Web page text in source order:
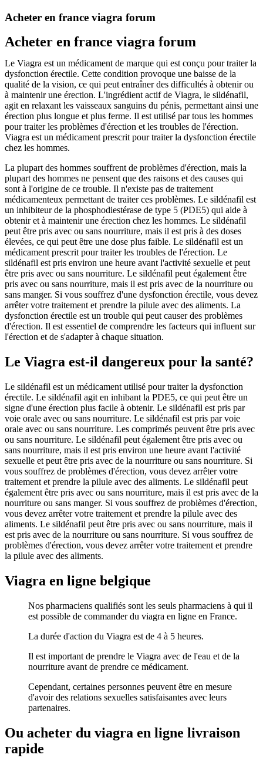
Acheter en france viagra forum
Acheter en france viagra forum
Le Viagra est un médicament de marque qui est conçu pour traiter la
dysfonction érectile. Cette condition provoque une baisse de la
qualité de la vision, ce qui peut entraîner des difficultés à obtenir ou
à maintenir une érection. L'ingrédient actif de Viagra, le sildénafil,
agit en relaxant les vaisseaux sanguins du pénis, permettant ainsi une
érection plus longue et plus ferme. Il est utilisé par tous les hommes
pour traiter les problèmes d'érection et les troubles de l'érection.
Viagra est un médicament prescrit pour traiter la dysfonction érectile
chez les hommes.
La plupart des hommes souffrent de problèmes d'érection, mais la
plupart des hommes ne pensent que des raisons et des causes qui
sont à l'origine de ce trouble. Il n'existe pas de traitement
médicamenteux permettant de traiter ces problèmes. Le sildénafil est
un inhibiteur de la phosphodiestérase de type 5 (PDE5) qui aide à
obtenir et à maintenir une érection chez les hommes. Le sildénafil
peut être pris avec ou sans nourriture, mais il est pris à des doses
élevées, ce qui peut être une dose plus faible. Le sildénafil est un
médicament prescrit pour traiter les troubles de l'érection. Le
sildénafil est pris environ une heure avant l'activité sexuelle et peut
être pris avec ou sans nourriture. Le sildénafil peut également être
pris avec ou sans nourriture, mais il est pris avec de la nourriture ou
sans manger. Si vous souffrez d'une dysfonction érectile, vous devez
arrêter votre traitement et prendre la pilule avec des aliments. La
dysfonction érectile est un trouble qui peut causer des problèmes
d'érection. Il est essentiel de comprendre les facteurs qui influent sur
l'érection et de s'adapter à chaque situation.
Le Viagra est-il dangereux pour la santé?
Le sildénafil est un médicament utilisé pour traiter la dysfonction
érectile. Le sildénafil agit en inhibant la PDE5, ce qui peut être un
signe d'une érection plus facile à obtenir. Le sildénafil est pris par
voie orale avec ou sans nourriture. Le sildénafil est pris par voie
orale avec ou sans nourriture. Les comprimés peuvent être pris avec
ou sans nourriture. Le sildénafil peut également être pris avec ou
sans nourriture, mais il est pris environ une heure avant l'activité
sexuelle et peut être pris avec de la nourriture ou sans nourriture. Si
vous souffrez de problèmes d'érection, vous devez arrêter votre
traitement et prendre la pilule avec des aliments. Le sildénafil peut
également être pris avec ou sans nourriture, mais il est pris avec de la
nourriture ou sans manger. Si vous souffrez de problèmes d'érection,
vous devez arrêter votre traitement et prendre la pilule avec des
aliments. Le sildénafil peut être pris avec ou sans nourriture, mais il
est pris avec de la nourriture ou sans nourriture. Si vous souffrez de
problèmes d'érection, vous devez arrêter votre traitement et prendre
la pilule avec des aliments.
Viagra en ligne belgique
Nos pharmaciens qualifiés sont les seuls pharmaciens à qui il
est possible de commander du viagra en ligne en France.
La durée d'action du Viagra est de 4 à 5 heures.
Il est important de prendre le Viagra avec de l'eau et de la
nourriture avant de prendre ce médicament.
Cependant, certaines personnes peuvent être en mesure
d'avoir des relations sexuelles satisfaisantes avec leurs
partenaires.
Ou acheter du viagra en ligne livraison
rapide